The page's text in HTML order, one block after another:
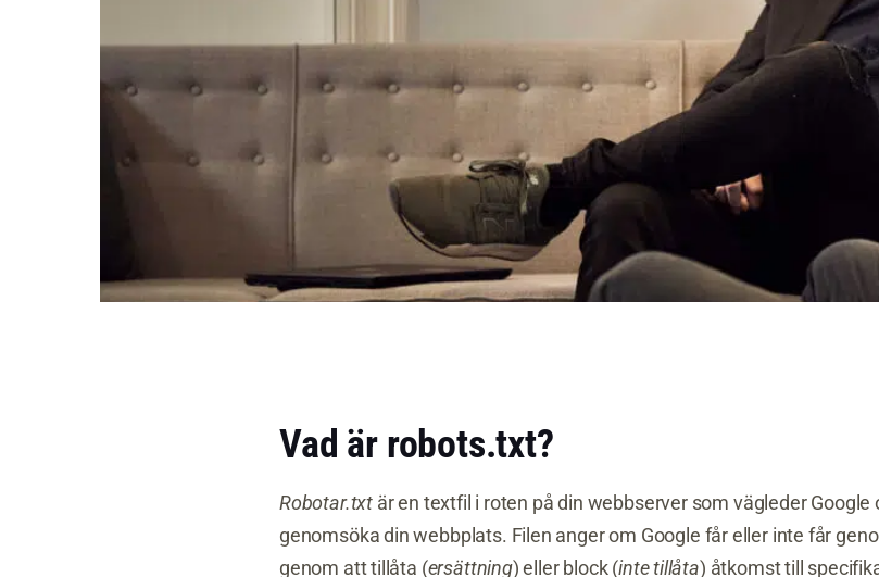
Vad är robots.txt?
Robotar.txt är en textfil i roten på din webbserver som vägleder
genomsöka din webbplats. Filen anger om Google får eller inte får
genom att tillåta (ersättning) eller block (inte tillåta) åtkomst till